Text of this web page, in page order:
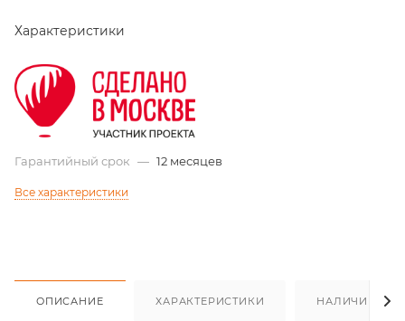
Характеристики
Гарантийный срок — 12 месяцев
Все характеристики
ОПИСАНИЕ ХАРАКТЕРИСТИКИ НАЛИЧИЕ